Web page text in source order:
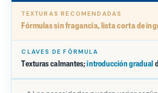
Fórmulas sin fragancia, lista corta de
Texturas calmantes;introducción gradual